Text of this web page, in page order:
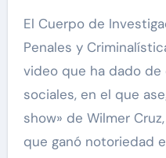
El Cuerpo de Investigaciones Científicas,
Penales y
video que ha dado
sociales, en el que
show» de Wilmer Cruz,
que ganó notoriedad